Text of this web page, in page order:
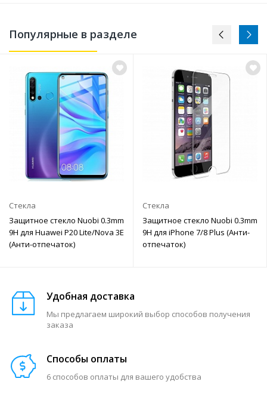
Популярные в разделе
Стекла
Защитное стекло Nuobi 0.3mm
9H для Huawei P20 Lite/Nova 3E
(Анти-отпечаток)
Стекла
Защитное стекло Nuobi 0.3mm
9H для iPhone 7/8 Plus (Анти-
отпечаток)
Удобная доставка
Мы предлагаем широкий выбор способов получения
заказа
Способы оплаты
6 способов оплаты для вашего удобства